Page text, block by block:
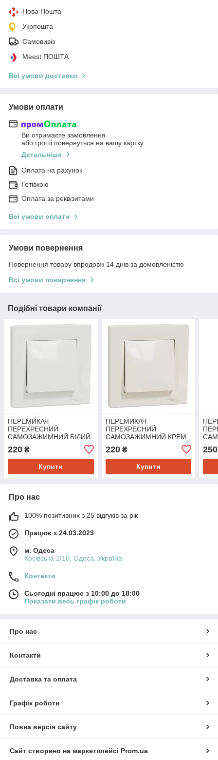
Нова Пошта
Укрпошта
Самовивіз
Meest ПОШТА
Всі умови доставки
Умови оплати
Ви отримаєте замовлення
або гроші повернуться на вашу картку
Детальніше
Оплата на рахунок
Готівкою
Оплата за реквізитами
Всі умови оплати
Умови повернення
Повернення товару впродовж 14 днів за домовленістю
Всі умови повернення
Подібні товари компанії
ПЕРЕМИКАЧ
ПЕРЕХРЕСНИЙ
САМОЗАЖИМНИЙ БІЛИЙ
220 ₴
Купити
ПЕРЕМИКАЧ
ПЕРЕХРЕСНИЙ
САМОЗАЖИМНИЙ КРЕМ
220₴
Купити
250
Про нас
100% позитивних з 25 відгуків за рік
Працює з 24.03.2023
м. Одеса
Косівська 2/10, Одеса, Україна
Контакти
Сьогодні працює з 10:00 до 18:00
Показати весь графік роботи
Про нас
Контакти
Доставка та оплата
Графік роботи
Повна версія сайту
Сайт створено на маркетплейсі Prom.ua